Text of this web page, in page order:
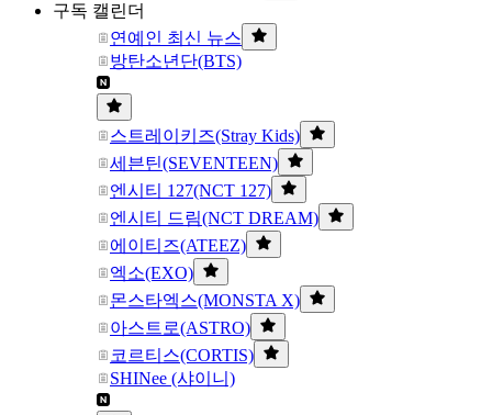
구독 캘린더
연예인 최신 뉴스
방탄소년단(BTS)
스트레이키즈(Stray Kids)
세븐틴(SEVENTEEN)
엔시티 127(NCT 127)
엔시티 드림(NCT DREAM)
에이티즈(ATEEZ)
엑소(EXO)
몬스타엑스(MONSTA X)
아스트로(ASTRO)
코르티스(CORTIS)
SHINee (샤이니)